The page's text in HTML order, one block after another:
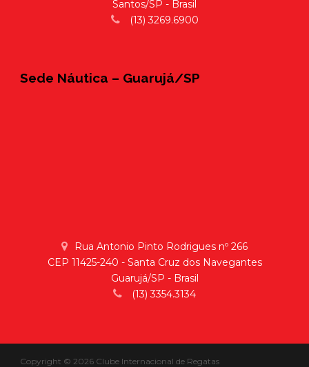
Santos/SP - Brasil
(13) 3269.6900
Sede Náutica – Guarujá/SP
Rua Antonio Pinto Rodrigues nº 266
CEP 11425-240 - Santa Cruz dos Navegantes
Guarujá/SP - Brasil
(13) 3354.3134
Copyright © 2026 Clube Internacional de Regatas